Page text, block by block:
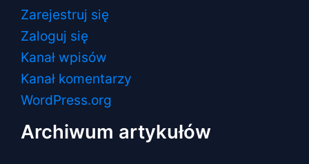
Zarejestruj się
Zaloguj się
Kanał wpisów
Kanał komentarzy
WordPress.org
Archiwum artykułów